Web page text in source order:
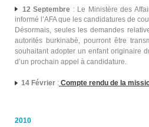
12 Septembre : Le Ministère des
informé l’AFA que les candidatures de
Désormais, seules les demandes
autorités burkinabè, pourront être
souhaitant adopter un enfant originaire
d’un prochain appel à candidature.
14 Février : Compte rendu de la
2010